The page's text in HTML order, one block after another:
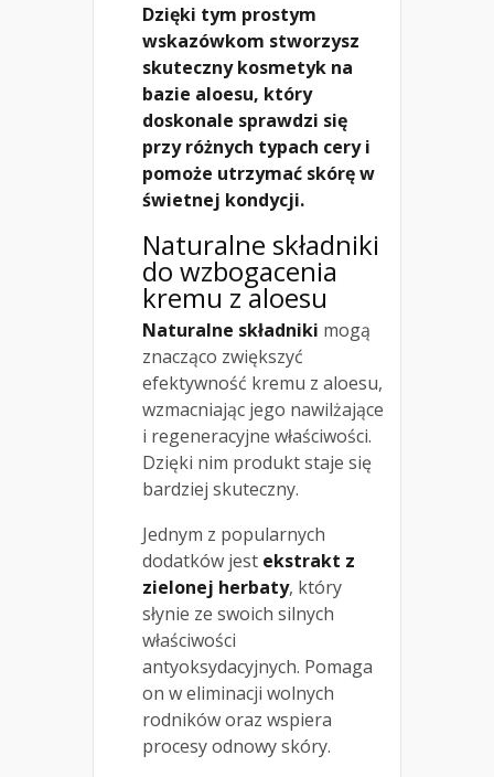
Dzięki tym prostym
wskazówkom stworzysz
skuteczny kosmetyk na
bazie aloesu, który
doskonale sprawdzi się
przy różnych typach cery i
pomoże utrzymać skórę w
świetnej kondycji.
Naturalne składniki
do wzbogacenia
kremu z aloesu
Naturalne składniki mogą
znacząco zwiększyć
efektywność kremu z aloesu,
wzmacniając jego nawilżające
i regeneracyjne właściwości.
Dzięki nim produkt staje się
bardziej skuteczny.
Jednym z popularnych
dodatków jest ekstrakt z
zielonej herbaty, który
słynie ze swoich silnych
właściwości
antyoksydacyjnych. Pomaga
on w eliminacji wolnych
rodników oraz wspiera
procesy odnowy skóry.